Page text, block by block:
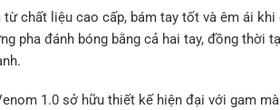
chất liệu cao cấp, bám tay tốt và êm ái
pha đánh bóng bằng cả hai tay, đồng thời
1.0 sở hữu thiết kế hiện đại với gam